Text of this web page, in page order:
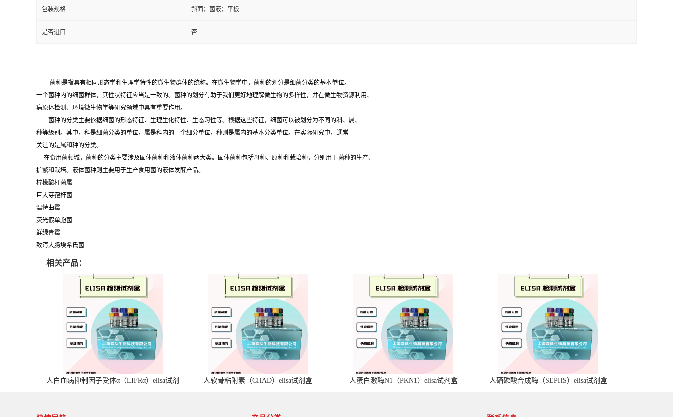
包装规格 斜面；菌液；平板
是否进口 否
菌种是指具有相同形态学和生理学特性的微生物群体的统称。在微生物学中，菌种的划分是细菌分类的基本单位。
一个菌种内的细菌群体，其性状特征应当是一致的。菌种的划分有助于我们更好地理解微生物的多样性，并在微生物资源利用、
病原体检测、环境微生物学等研究领域中具有重要作用。
菌种的分类主要依据细菌的形态特征、生理生化特性、生态习性等。根据这些特征，细菌可以被划分为不同的科、属、
种等级别。其中，科是细菌分类的单位，属是科内的一个细分单位，种则是属内的基本分类单位。在实际研究中，通常
关注的是属和种的分类。
在食用菌领域，菌种的分类主要涉及固体菌种和液体菌种两大类。固体菌种包括母种、原种和栽培种，分别用于菌种的生产、
扩繁和栽培。液体菌种则主要用于生产食用菌的液体发酵产品。
柠檬酸杆菌属
巨大芽孢杆菌
温特曲霉
荧光假单胞菌
鲜绿青霉
致泻大肠埃希氏菌
相关产品：
人白血病抑制因子受体α（LIFRα）elisa试剂
人软骨粘附素（CHAD）elisa试剂盒 人蛋白激酶N1（PKN1）elisa试剂盒 人硒磷酸合成酶（SEPHS）elisa试剂盒